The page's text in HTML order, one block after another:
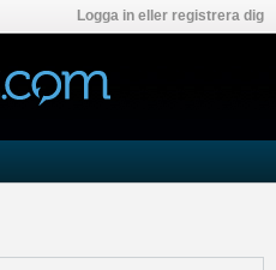
Logga in eller registrera dig